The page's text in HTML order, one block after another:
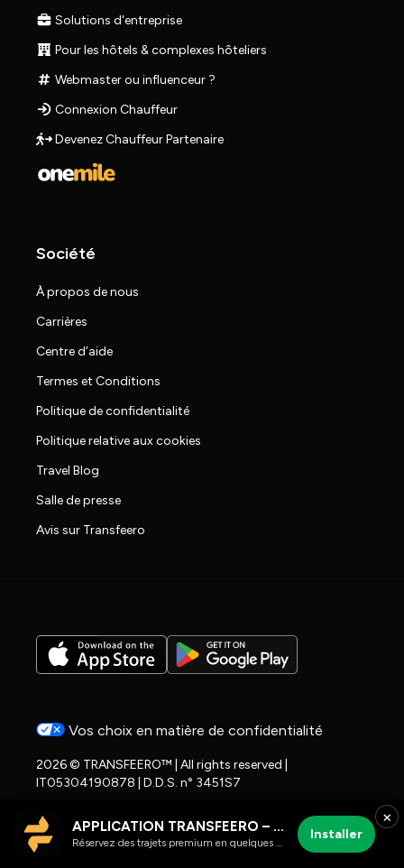
Solutions d'entreprise
Pour les hôtels & complexes hôteliers
Webmaster ou influenceur ?
Connexion Chauffeur
Devenez Chauffeur Partenaire
Société
À propos de nous
Carrières
Centre d’aide
Termes et Conditions
Politique de confidentialité
Politique relative aux cookies
Travel Blog
Salle de presse
Avis sur Transfeero
Vos choix en matière de confidentialité
2026 © TRANSFEERO™ | All rights reserved |
IT05304190878 | D.D.S. n° 3451S7
×
APPLICATION TRANSFEERO – chauffeur et trajets aéroport
Réservez des trajets premium en quelques clics
Installer